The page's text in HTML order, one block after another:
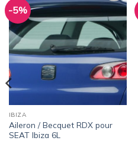
-5%
à la
wishlist
IBIZA
Aileron / Becquet RDX pour
SEAT Ibiza 6L